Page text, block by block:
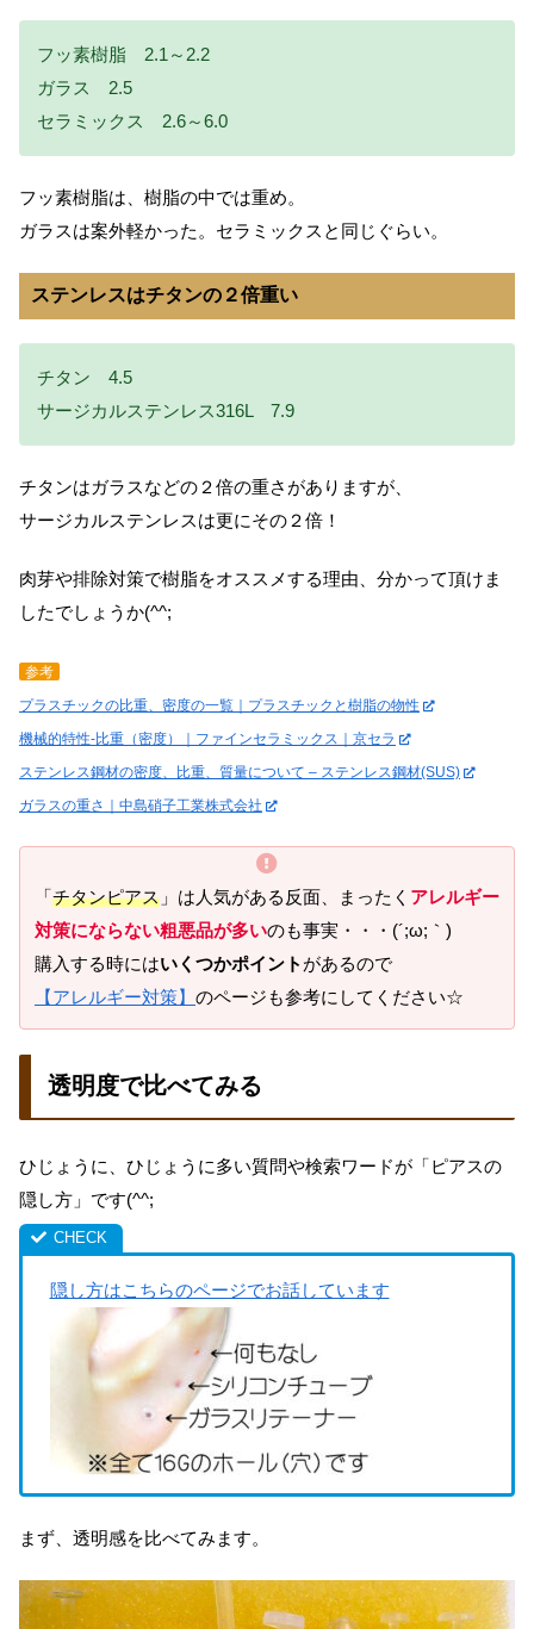
フッ素樹脂 2.1～2.2
ガラス 2.5
セラミックス 2.6～6.0
フッ素樹脂は、樹脂の中では重め。
ガラスは案外軽かった。セラミックスと同じぐらい。
ステンレスはチタンの２倍重い
チタン 4.5
サージカルステンレス316L 7.9
チタンはガラスなどの２倍の重さがありますが、
サージカルステンレスは更にその２倍！
肉芽や排除対策で樹脂をオススメする理由、分かって頂けま
したでしょうか(^^;
参考
プラスチックの比重、密度の一覧｜プラスチックと樹脂の物性
機械的特性-比重（密度）｜ファインセラミックス｜京セラ
ステンレス鋼材の密度、比重、質量について – ステンレス鋼材(SUS)
ガラスの重さ｜中島硝子工業株式会社
「チタンピアス 」は人気がある反面、まったく アレルギー
対策にならない粗悪品が多いのも事実・・・(´;ω;｀)
購入する時にはいくつかポイント があるので
【アレルギー対策】 のページも参考にしてください☆
透明度で比べてみる
ひじょうに、ひじょうに多い質問や検索ワードが「ピアスの
隠し方」です(^^;
隠し方はこちらのページでお話しています
まず、透明感を比べてみます。